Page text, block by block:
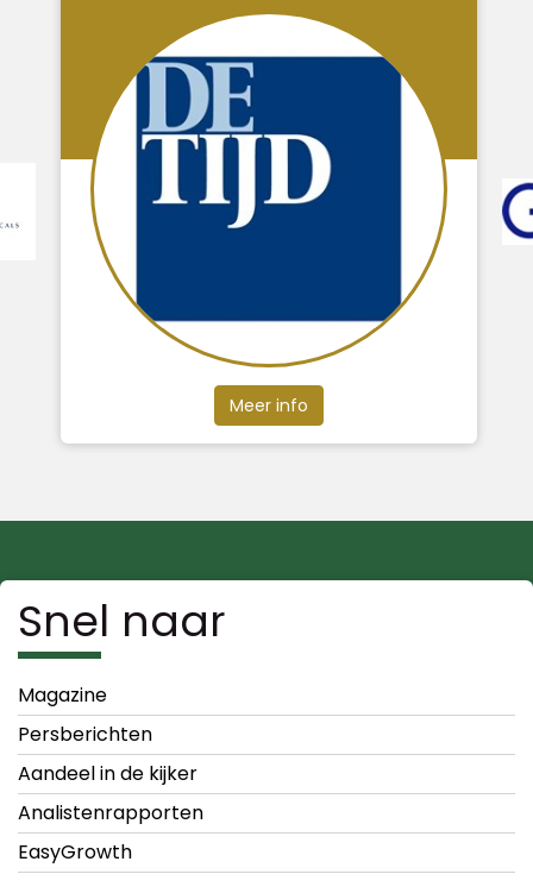
Meer info
Snel naar
Magazine
Persberichten
Aandeel in de kijker
Analistenrapporten
EasyGrowth